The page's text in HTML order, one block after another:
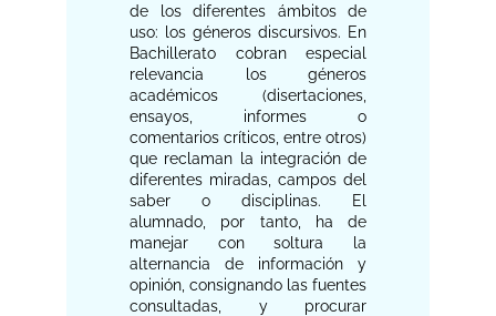
de los diferentes ámbitos de
uso: los géneros discursivos. En
Bachillerato cobran especial
relevancia los géneros
académicos (disertaciones,
ensayos, informes o
comentarios críticos, entre otros)
que reclaman la integración de
diferentes miradas, campos del
saber o disciplinas. El
alumnado, por tanto, ha de
manejar con soltura la
alternancia de información y
opinión, consignando las fuentes
consultadas, y procurar